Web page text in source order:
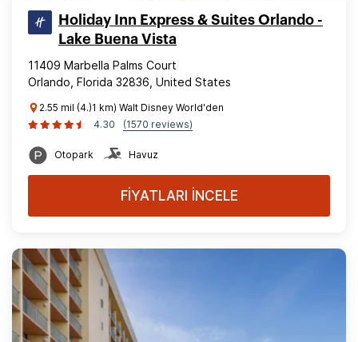
Holiday Inn Express & Suites Orlando -
Lake Buena Vista
11409 Marbella Palms Court
Orlando, Florida 32836, United States
2.55 mil (4.)1 km) Walt Disney World'den
4.30
(1570 reviews)
Otopark Havuz
FİYATLARI İNCELE